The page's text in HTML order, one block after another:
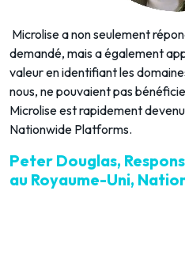
Microlise a non seulement
demandé, mais a également
valeur en identifiant les
nous, ne pouvaient pas
Microlise est rapidement
Nationwide Platforms.
Peter Douglas,
au Royaume-Uni,